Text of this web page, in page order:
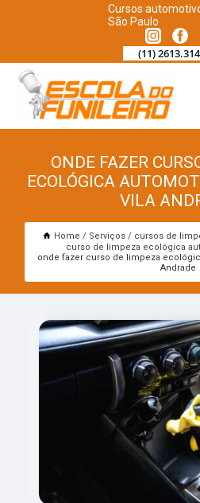
Cursos
São Paulo
(11)
ONDE FAZER
ECOLÓGICA
VILA
Home Serviços
cursos de
curso de limpeza ecológica
onde fazer curso de limpeza
Andrade